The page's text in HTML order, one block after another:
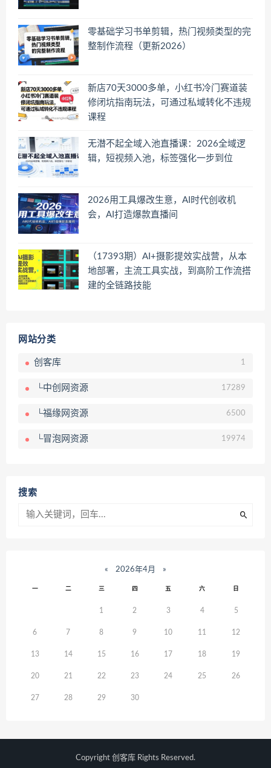
零基础学习书单剪辑，热门视频类型的完
整制作流程（更新2026）
新店70天3000多单，小红书冷门赛道装
修闭坑指南玩法，可通过私域转化不违规
课程
无潜不起全域入池直播课：2026全域逻
辑，短视频入池，标签强化一步到位
2026用工具爆改生意，AI时代创收机
会，AI打造爆款直播间
（17393期）AI+摄影提效实战营，从本
地部署，主流工具实战，到高阶工作流搭
建的全链路技能
网站分类
创客库 1
└中创网资源 17289
└福缘网资源 6500
└冒泡网资源 19974
搜索
« 2026年4月 »
一 二 三 四 五 六 日
1 2 3 4 5
6 7 8 9 10 11 12
13 14 15 16 17 18 19
20 21 22 23 24 25 26
27 28 29 30
Copyright 创客库 Rights Reserved.